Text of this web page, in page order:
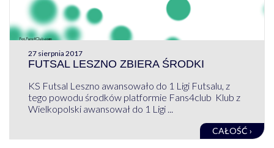
27 sierpnia 2017
FUTSAL LESZNO ZBIERA ŚRODKI
KS Futsal Leszno awansowało do 1 Ligi Futsalu, z
tego powodu środków platformie Fans4club Klub z
Wielkopolski awansował do 1 Ligi ...
CAŁOŚĆ ›